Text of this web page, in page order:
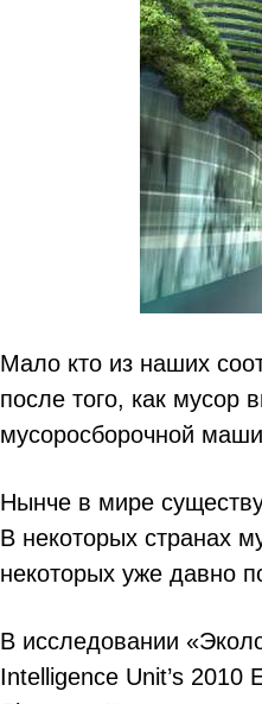
Мало кто из наших
после того, как мусор
мусоросборочной
Нынче в мире
В некоторых странах
некоторых уже давно
В исследовании
Intelligence Unit’s